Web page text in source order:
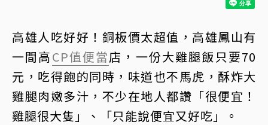
高雄人吃好好！銅板價太超值，高雄鳳山有
一間高CP值便當店，一份大雞腿飯只要70
元，吃得飽的同時，味道也不馬虎，酥炸大
雞腿肉嫩多汁，不少在地人都讚「很便宜！
雞腿很大隻」、「只能說便宜又好吃」。